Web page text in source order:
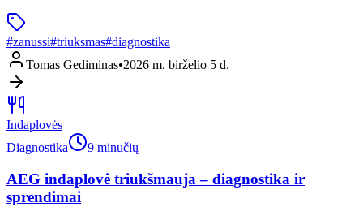
#zanussi#triuksmas#diagnostika
Tomas Gediminas•2026 m. birželio 5 d.
Indaplovės
Diagnostika
9 minučių
AEG indaplovė triukšmauja – diagnostika ir
sprendimai